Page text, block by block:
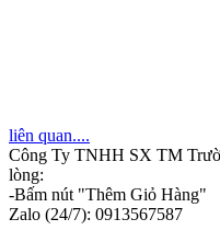
liên quan....
Công Ty TNHH SX TM
lòng:
-Bấm nút "Thêm Giỏ Hàng"
Zalo (24/7): 0913567587